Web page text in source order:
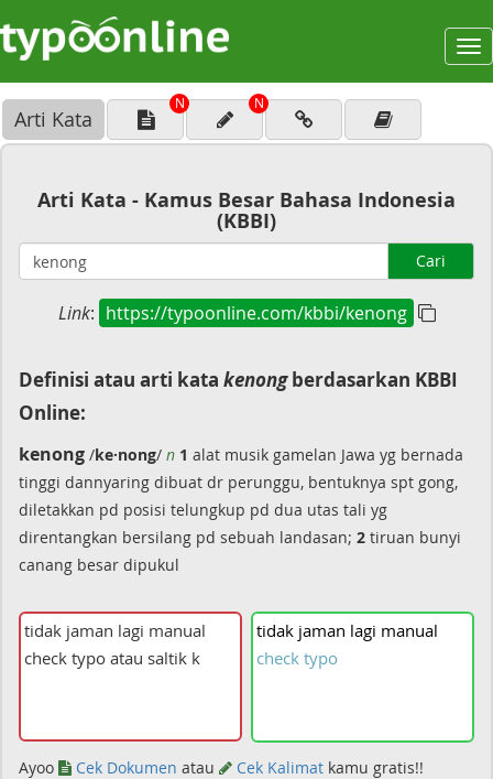
Arti Kata
N N
Arti Kata - Kamus Besar Bahasa Indonesia
(KBBI)
Cari
Link: https://typoonline.com/kbbi/kenong
Definisi atau arti kata kenongberdasarkan KBBI
Online:
kenong /ke·nong/ n 1 alat musik gamelan Jawa yg bernada
tinggi dannyaring dibuat dr perunggu, bentuknya spt gong,
diletakkan pd posisi telungkup pd dua utas tali yg
direntangkan bersilang pd sebuah landasan; 2 tiruan bunyi
canang besar dipukul
tidak jaman lagi manual
check typo
Ayoo Cek Dokumen atau Cek Kalimat kamu gratis!!